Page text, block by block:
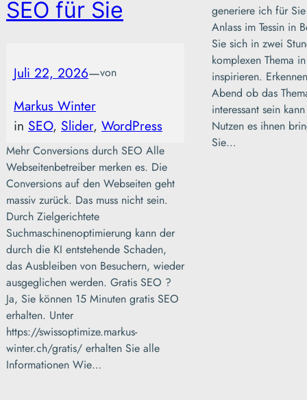
SEO für Sie
Juli 22, 2026—von
Markus Winter
in SEO, Slider, WordPress
Mehr Conversions durch SEO Alle
Webseitenbetreiber merken es. Die
Conversions auf den Webseiten geht
massiv zurück. Das muss nicht sein.
Durch Zielgerichtete
Suchmaschinenoptimierung kann der
durch die KI entstehende Schaden,
das Ausbleiben von Besuchern, wieder
ausgeglichen werden. Gratis SEO ?
Ja, Sie können 15 Minuten gratis SEO
erhalten. Unter
https://swissoptimize.markus-
winter.ch/gratis/ erhalten Sie alle
Informationen Wie…
generiere ich für
Anlass im Tessin in
Sie sich in zwei
komplexen Thema
inspirieren.
Abend ob das
interessant sein
Nutzen es ihnen
Sie…
ESSEN & TRINKEN
Grotto Pescatori –